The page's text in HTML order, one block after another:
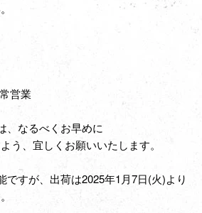
営業
、なるべくお早めに
、宜しくお願いいたします。
ですが、出荷は2025年1月7日(火)より